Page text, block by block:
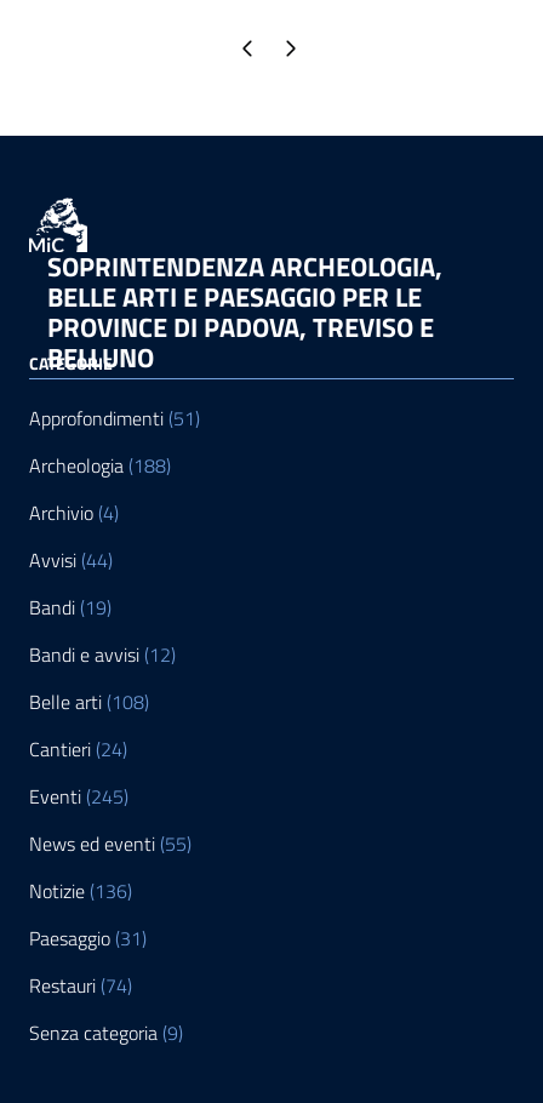
Pagina precedente
Pagina successiva
SOPRINTENDENZA ARCHEOLOGIA,
BELLE ARTI E PAESAGGIO PER LE
PROVINCE DI PADOVA, TREVISO E
BELLUNO
CATEGORIE
Approfondimenti (51)
Archeologia (188)
Archivio (4)
Avvisi (44)
Bandi (19)
Bandi e avvisi (12)
Belle arti (108)
Cantieri (24)
Eventi (245)
News ed eventi (55)
Notizie (136)
Paesaggio (31)
Restauri (74)
Senza categoria (9)